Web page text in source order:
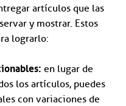
artículos que las
y mostrar. Estos
lograrlo:
en lugar de
los artículos, puedes
con variaciones de